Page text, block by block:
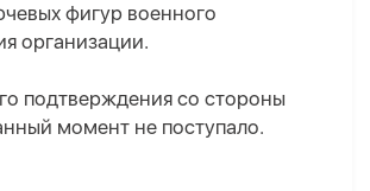
фигур военного
организации.
подтверждения со стороны
момент не поступало.